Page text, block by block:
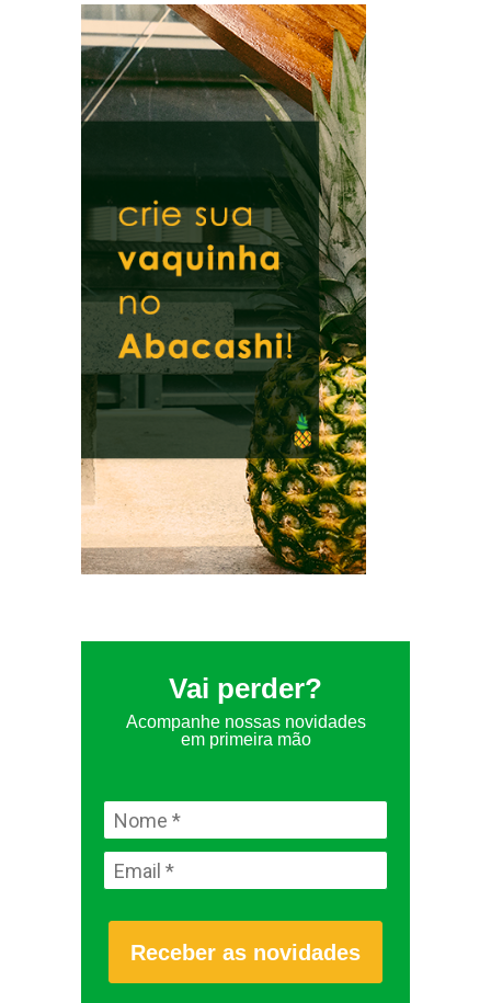
Vai perder?
Acompanhe nossas novidades
em primeira mão
Receber as novidades